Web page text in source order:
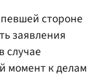
стороне
заявления
случае
момент к делам